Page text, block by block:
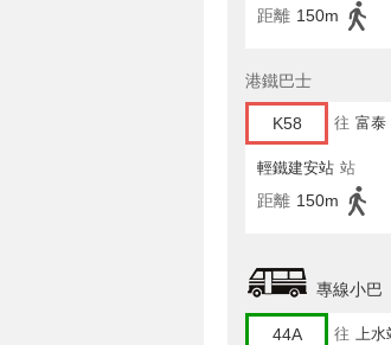
距離 150m
港鐵巴士
K58 往 富泰
輕鐵建安站 站
距離 150m
專線小巴
44A 往 上水